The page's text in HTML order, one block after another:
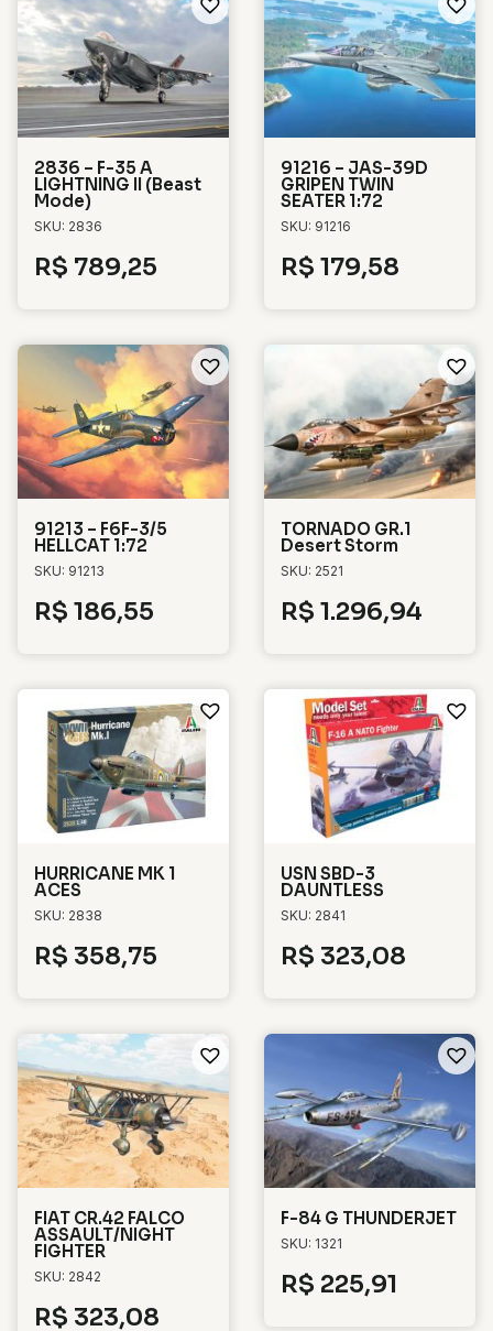
2836 – F-35 A
LIGHTNING II (Beast
Mode)
SKU: 2836
R$ 789,25
91216 – JAS-39D
GRIPEN TWIN
SEATER 1:72
SKU: 91216
R$ 179,58
91213 – F6F-3/5
HELLCAT 1:72
SKU: 91213
R$ 186,55
TORNADO GR.1
Desert Storm
SKU: 2521
R$ 1.296,94
HURRICANE MK 1
ACES
SKU: 2838
R$ 358,75
USN SBD-3
DAUNTLESS
SKU: 2841
R$ 323,08
FIAT CR.42 FALCO
ASSAULT/NIGHT
FIGHTER
SKU: 2842
R$ 323,08
F-84 G THUNDERJET
SKU: 1321
R$ 225,91